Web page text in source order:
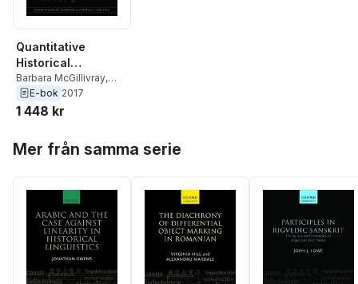
Quantitative
Historical
Linguistics
Barbara McGillivray,
Gard B. Jenset
E-bok 2017
1 448 kr
Mer från samma serie